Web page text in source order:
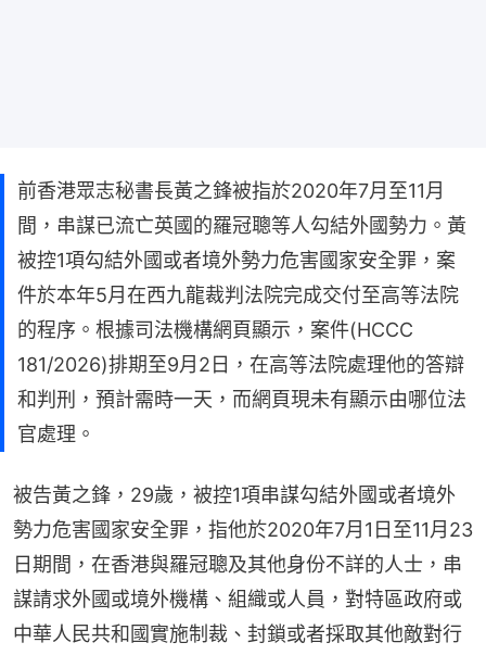
前香港眾志秘書長黃之鋒被指於2020年7月至11月
間，串謀已流亡英國的羅冠聰等人勾結外國勢力。黃
被控1項勾結外國或者境外勢力危害國家安全罪，案
件於本年5月在西九龍裁判法院完成交付至高等法院
的程序。根據司法機構網頁顯示，案件(HCCC
181/2026)排期至9月2日，在高等法院處理他的答辯
和判刑，預計需時一天，而網頁現未有顯示由哪位法
官處理。
被告黃之鋒，29歲，被控1項串謀勾結外國或者境外
勢力危害國家安全罪，指他於2020年7月1日至11月23
日期間，在香港與羅冠聰及其他身份不詳的人士，串
謀請求外國或境外機構、組織或人員，對特區政府或
中華人民共和國實施制裁、封鎖或者採取其他敵對行